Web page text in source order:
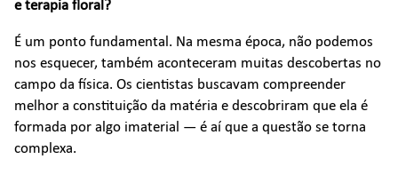
e terapia floral?
É um ponto fundamental. Na mesma época, não podemos
nos esquecer, também aconteceram muitas descobertas no
campo da física. Os cientistas buscavam compreender
melhor a constituição da matéria e descobriram que ela é
formada por algo imaterial — é aí que a questão se torna
complexa.